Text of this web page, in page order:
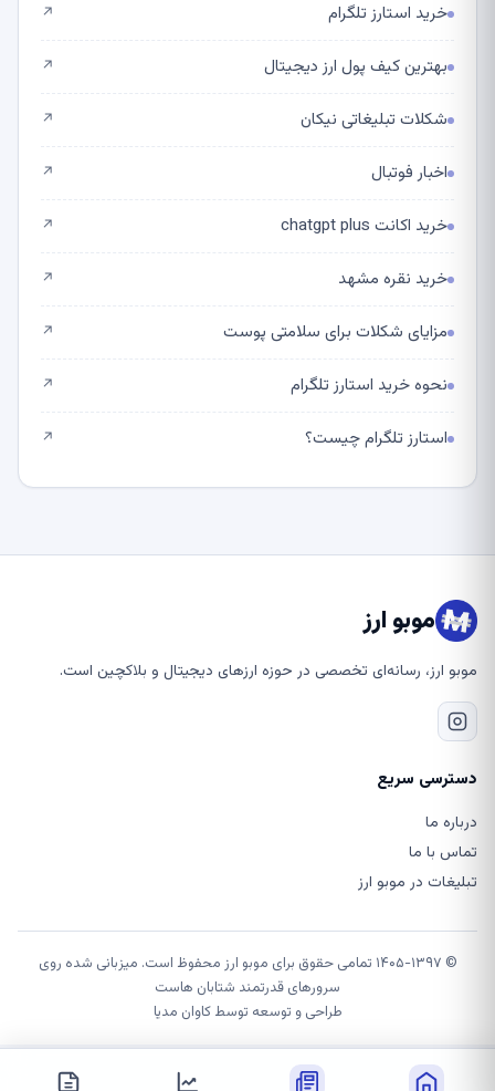
خرید استارز تلگرام ↗
بهترین کیف پول ارز دیجیتال ↗
شکلات تبلیغاتی نیکان ↗
اخبار فوتبال ↗
خرید اکانت chatgpt plus ↗
خرید نقره مشهد ↗
مزایای شکلات برای سلامتی پوست ↗
نحوه خرید استارز تلگرام ↗
استارز تلگرام چیست؟ ↗
موبو ارز
موبو ارز، رسانه‌ای تخصصی در حوزه ارزهای دیجیتال و بلاکچین است.
دسترسی سریع
درباره ما
تماس با ما
تبلیغات در موبو ارز
© ۱۴۰۵-۱۳۹۷ تمامی حقوق برای موبو ارز محفوظ است. میزبانی شده روی
سرورهای قدرتمند شتابان هاست
طراحی و توسعه توسطکاوان مدیا